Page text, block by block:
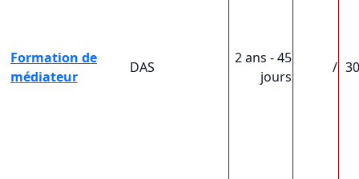
Formation de
médiateur
DAS
2 ans - 45
jours
/ 30